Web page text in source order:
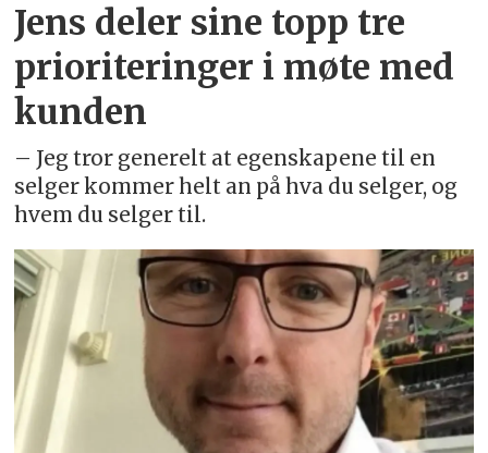
Jens deler sine topp tre
prioriteringer i møte med
kunden
– Jeg tror generelt at egenskapene til en
selger kommer helt an på hva du selger, og
hvem du selger til.